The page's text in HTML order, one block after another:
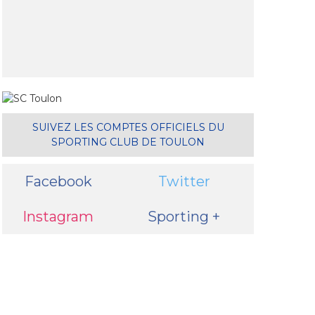
SUIVEZ LES COMPTES OFFICIELS DU
SPORTING CLUB DE TOULON
Facebook Twitter
Instagram Sporting +